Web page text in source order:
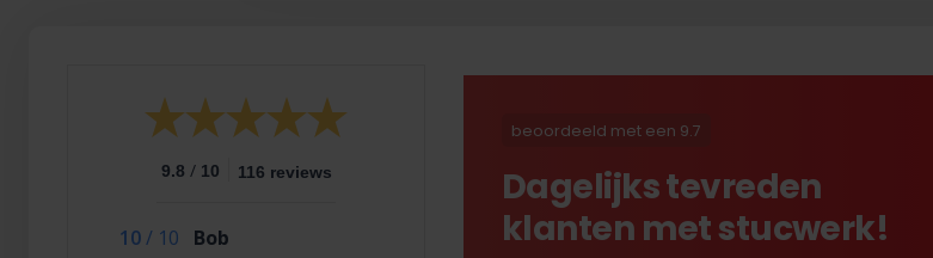
9.8 / 10 116 reviews
10/ 10
Bob
beoordeeld met een 9.7
Dagelijks tevreden
klanten met stucwerk!